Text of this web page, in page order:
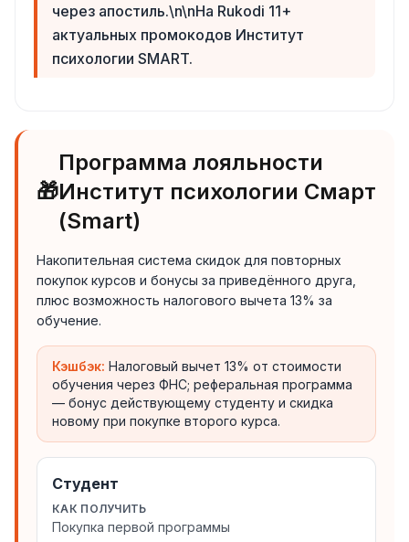
через апостиль.\n\nНа Rukodi 11+
актуальных промокодов Институт
психологии SMART.
🎁
Программа лояльности
Институт психологии Смарт
(Smart)
Накопительная система скидок для повторных
покупок курсов и бонусы за приведённого друга,
плюс возможность налогового вычета 13% за
обучение.
Кэшбэк: Налоговый вычет 13% от стоимости
обучения через ФНС; реферальная программа
— бонус действующему студенту и скидка
новому при покупке второго курса.
Студент
КАК ПОЛУЧИТЬ
Покупка первой программы